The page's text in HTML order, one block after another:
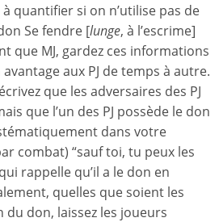
quantifier si on n’utilise pas de
Se fendre [lunge, à l’escrime]
que MJ, gardez ces informations
aux PJ de temps à autre.
que les adversaires des PJ
que l’un des PJ possède le don
dans votre
combat) “sauf toi, tu peux les
rappelle qu’il a le don en
quelles que soient les
du don, laissez les joueurs